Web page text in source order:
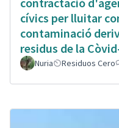
cívics per lluitar
contaminació
residus de la
Nuria Residuos Cero